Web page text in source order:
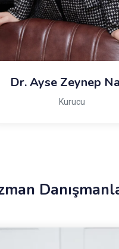
Dr. Ayse Zeynep
Kurucu